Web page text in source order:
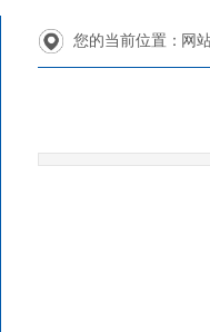
您的当前位置： 网